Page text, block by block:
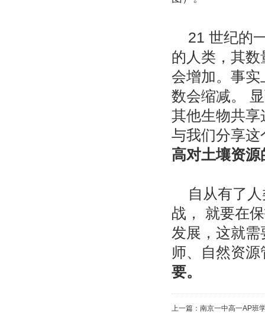
21 世纪的
的人类，其
会增加。事
数会缩减。
其他生物共
与我们分享
高对土壤资
自从有了
战， 就要在
发展，这就
师、自然资
要。
上一篇： 南京一中高一AP班